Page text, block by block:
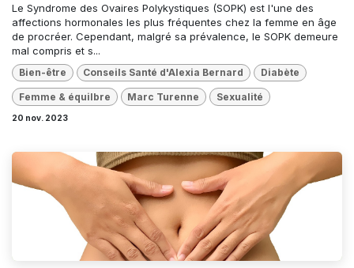
Le Syndrome des Ovaires Polykystiques (SOPK) est l'une des
affections hormonales les plus fréquentes chez la femme en âge
de procréer. Cependant, malgré sa prévalence, le SOPK demeure
mal compris et s...
Bien-être Conseils Santé d'Alexia Bernard Diabète
Femme & équilbre Marc Turenne Sexualité
20 nov. 2023